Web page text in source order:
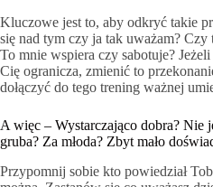
Kluczowe jest to, aby odkryć takie
się nad tym czy ja tak uważam? Czy
To mnie wspiera czy sabotuje?
Cię ogranicza, zmienić to
dołączyć do tego trening ważnej
A więc – Wystarczająco dobra? Nie
gruba? Za młoda? Zbyt mało
Przypomnij sobie kto powiedział